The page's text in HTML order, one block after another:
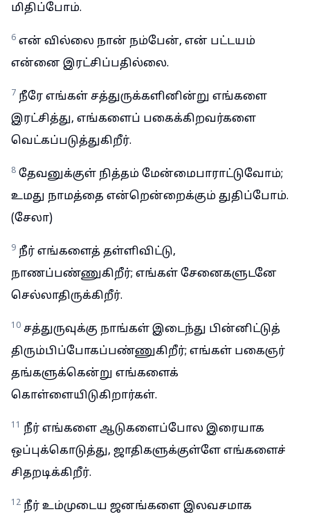
மிதிப்போம்.
6 என் வில்லை நான் நம்பேன், என் பட்டயம்
என்னை இரட்சிப்பதில்லை.
7 நீரே எங்கள் சத்துருக்களினின்று எங்களை
இரட்சித்து, எங்களைப் பகைக்கிறவர்களை
வெட்கப்படுத்துகிறீர்.
8 தேவனுக்குள் நித்தம் மேன்மைபாராட்டுவோம்;
உமது நாமத்தை என்றென்றைக்கும் துதிப்போம்.
(சேலா)
9 நீர் எங்களைத் தள்ளிவிட்டு,
நாணப்பண்ணுகிறீர்; எங்கள் சேனைகளுடனே
செல்லாதிருக்கிறீர்.
10 சத்துருவுக்கு நாங்கள் இடைந்து பின்னிட்டுத்
திரும்பிப்போகப்பண்ணுகிறீர்; எங்கள் பகைஞர்
தங்களுக்கென்று எங்களைக்
கொள்ளையிடுகிறார்கள்.
11 நீர் எங்களை ஆடுகளைப்போல இரையாக
ஒப்புக்கொடுத்து, ஜாதிகளுக்குள்ளே எங்களைச்
சிதறடிக்கிறீர்.
12 நீர் உம்முடைய ஜனங்களை இலவசமாக